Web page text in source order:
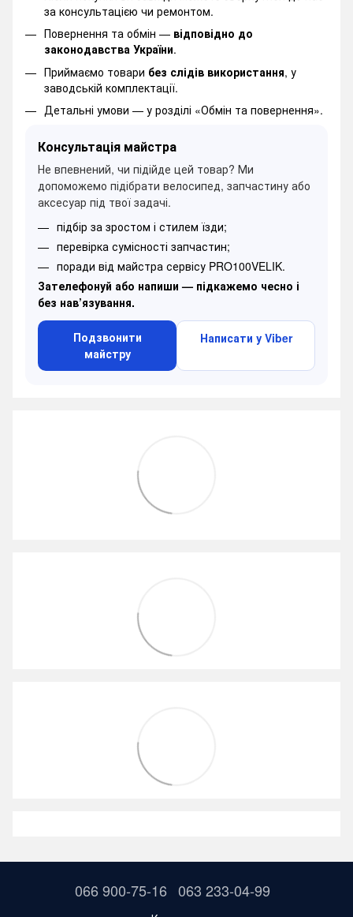
за консультацією чи ремонтом.
Повернення та обмін — відповідно до
законодавства України.
Приймаємо товари без слідів використання, у
заводській комплектації.
Детальні умови — у розділі «Обмін та повернення».
Консультація майстра
Не впевнений, чи підійде цей товар? Ми
допоможемо підібрати велосипед, запчастину або
аксесуар під твої задачі.
підбір за зростом і стилем їзди;
перевірка сумісності запчастин;
поради від майстра сервісу PRO100VELIK.
Зателефонуй або напиши — підкажемо чесно і
без нав’язування.
Подзвонити
майстру
Написати у Viber
066 900-75-16 063 233-04-99